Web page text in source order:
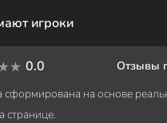
игроки
0.0
Отзывы
сформирована на основе
странице.